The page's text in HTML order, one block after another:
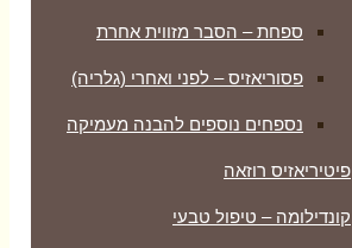
ספחת – הסבר מזווית אחרת
פסוריאזיס – לפני ואחרי (גלריה)
נספחים נוספים להבנה מעמיקה
פיטיריאזיס רוזאה
קונדילומה – טיפול טבעי